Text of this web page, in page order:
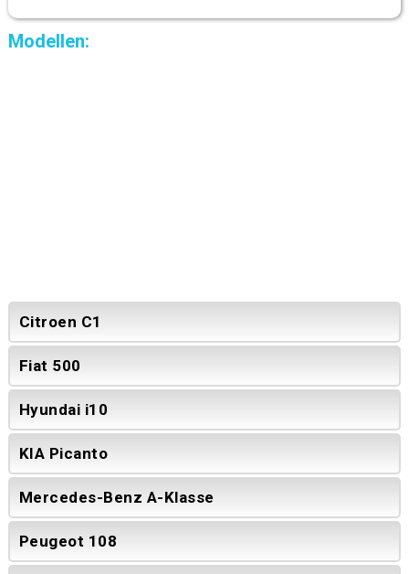
Modellen:
Citroen C1
Fiat 500
Hyundai i10
KIA Picanto
Mercedes-Benz A-Klasse
Peugeot 108